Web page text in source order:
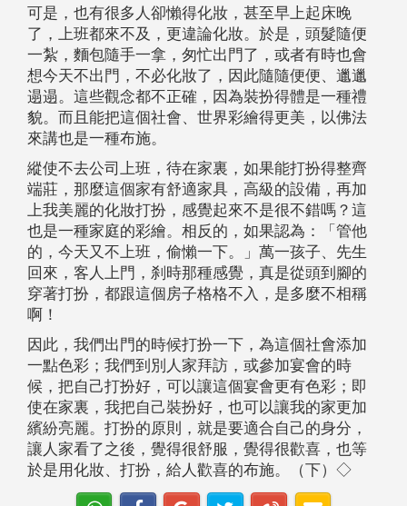
可是，也有很多人卻懶得化妝，甚至早上起床晚
了，上班都來不及，更違論化妝。於是，頭髮隨便
一紮，麵包隨手一拿，匆忙出門了，或者有時也會
想今天不出門，不必化妝了，因此隨隨便便、邋邋
遢遢。這些觀念都不正確，因為裝扮得體是一種禮
貌。而且能把這個社會、世界彩繪得更美，以佛法
來講也是一種布施。
縱使不去公司上班，待在家裏，如果能打扮得整齊
端莊，那麼這個家有舒適家具，高級的設備，再加
上我美麗的化妝打扮，感覺起來不是很不錯嗎？這
也是一種家庭的彩繪。相反的，如果認為：「管他
的，今天又不上班，偷懶一下。」萬一孩子、先生
回來，客人上門，刹時那種感覺，真是從頭到腳的
穿著打扮，都跟這個房子格格不入，是多麼不相稱
啊！
因此，我們出門的時候打扮一下，為這個社會添加
一點色彩；我們到別人家拜訪，或參加宴會的時
候，把自己打扮好，可以讓這個宴會更有色彩；即
使在家裏，我把自己裝扮好，也可以讓我的家更加
繽紛亮麗。打扮的原則，就是要適合自己的身分，
讓人家看了之後，覺得很舒服，覺得很歡喜，也等
於是用化妝、打扮，給人歡喜的布施。（下）◇